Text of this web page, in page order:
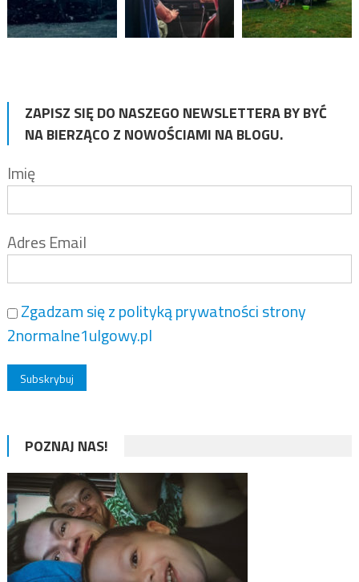
ZAPISZ SIĘ DO NASZEGO NEWSLETTERA BY BYĆ
NA BIERZĄCO Z NOWOŚCIAMI NA BLOGU.
Imię
Adres Email
Zgadzam się z polityką prywatności strony
2normalne1ulgowy.pl
POZNAJ NAS!